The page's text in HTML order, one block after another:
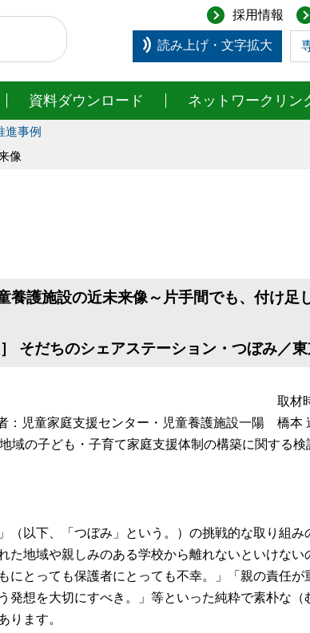
採用情報
読み上げ・文字拡大
資料ダウンロード ネットワークリン
進事例
像
養護施設の近未来像～片手間でも、付け足
そだちのシェアステーション・つぼみ／東
取材
：児童家庭支援センター・児童養護施設一陽 橋本
域の子ども・子育て家庭支援体制の構築に関する検
以下、「つぼみ」という。）の挑戦的な取り組み
た地域や親しみのある学校から離れないといけない
にとっても保護者にとっても不幸。」「親の責任が
発想を大切にすべき。」等といった純粋で素朴な（
ります。